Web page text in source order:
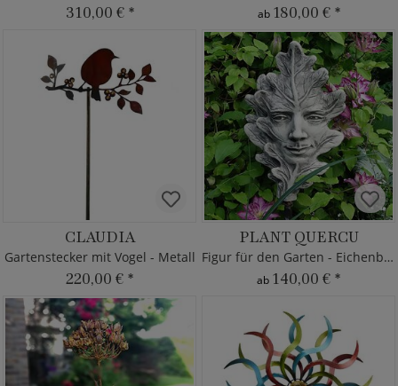
310,00 € * ab 180,00 € *
CLAUDIA
Gartenstecker mit Vogel - Metall
220,00 € *
PLANT QUERCU
Figur für den Garten - Eichenblatt
ab 140,00 € *